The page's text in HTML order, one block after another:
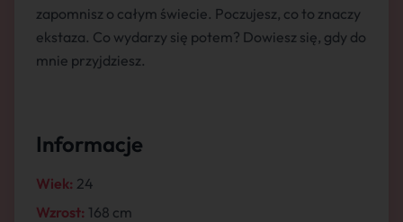
zapomnisz o całym świecie. Poczujesz, co to znaczy
ekstaza. Co wydarzy się potem? Dowiesz się, gdy do
mnie przyjdziesz.
Informacje
Wiek: 24
Wzrost: 168 cm